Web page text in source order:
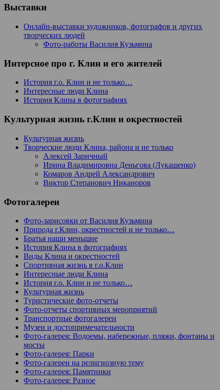
Выставки
Онлайн-выставки художников, фотографов и других
творческих людей
Фото-работы Василия Кузьмина
Интерсное про г. Клин и его жителей
История г.о. Клин и не только…
Интересные люди Клина
История Клина в фотографиях
Культурная жизнь г.Клин и окрестностей
Культурная жизнь
Творческие люди Клина, района и не только
Алексей Заричный
Ирина Владимировна Деньгова (Лукашенко)
Комаров Андрей Александрович
Виктор Степанович Никаноров
Фотогалереи
Фото-зарисовки от Василия Кузьмина
Природа г.Клин, окрестностей и не только…
Братья наши меньшие
История Клина в фотографиях
Виды Клина и окрестностей
Спортивная жизнь в г.о.Клин
Интересные люди Клина
История г.о. Клин и не только…
Культурная жизнь
Туристические фото-отчеты
Фото-отчеты спортивных мероприятий
Транспортные фотогалереи
Музеи и достопримечательности
Фото-галерея: Водоемы, набережные, пляжи, фонтаны и
мосты
Фото-галерея: Парки
Фото-галереи на религиозную тему
Фото-галерея: Памятники
Фото-галерея: Разное